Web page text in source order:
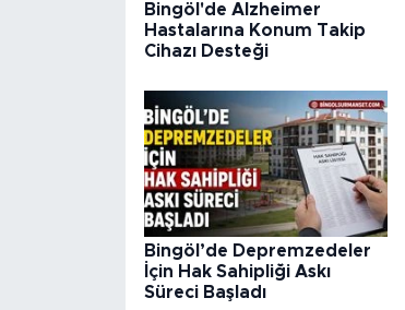
Bingöl'de Alzheimer
Hastalarına Konum Takip
Cihazı Desteği
Bingöl’de Depremzedeler
İçin Hak Sahipliği Askı
Süreci Başladı